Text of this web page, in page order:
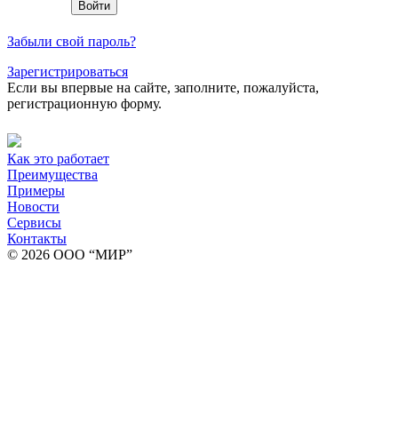
Забыли свой пароль?
Зарегистрироваться
Если вы впервые на сайте, заполните, пожалуйста,
регистрационную форму.
Как это работает
Преимущества
Примеры
Новости
Сервисы
Контакты
© 2026 ООО “МИР”